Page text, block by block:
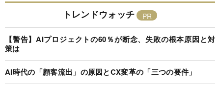
トレンドウォッチ
【警告】AIプロジェクトの60％が断念、失敗の根本原因と対
策は
AI時代の「顧客流出」の原因とCX変革の「三つの要件」